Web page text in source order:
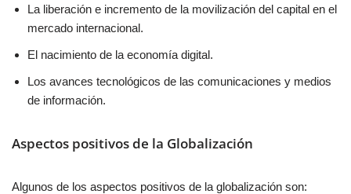
La liberación e incremento de la movilización del capital en el
mercado internacional.
El nacimiento de la economía digital.
Los avances tecnológicos de las comunicaciones y medios
de información.
Aspectos positivos de la Globalización
Algunos de los aspectos positivos de la globalización son: